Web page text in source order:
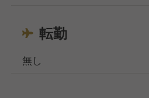
転勤
無し